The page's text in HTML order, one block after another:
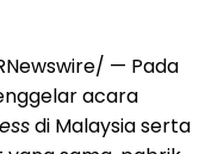
— Pada
acara
di Malaysia serta